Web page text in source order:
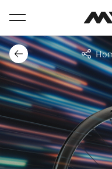
Menu
Indietro